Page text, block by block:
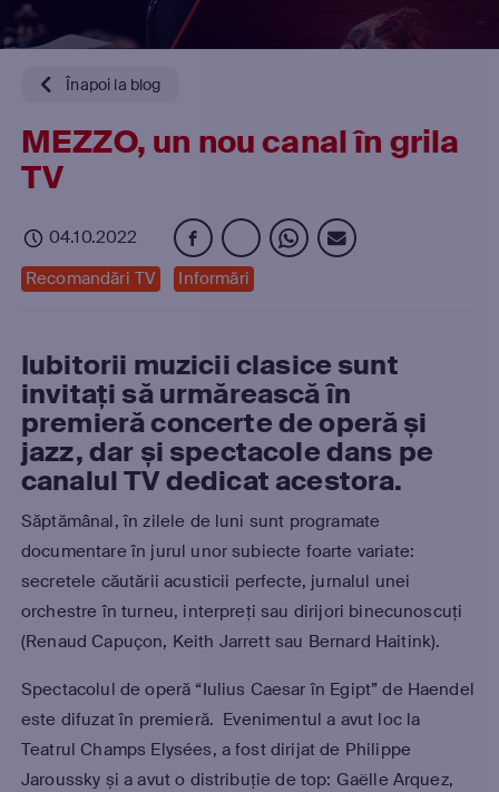
Înapoi la blog
MEZZO, un nou canal în grila
TV
04.10.2022
Recomandări TV
Informări
Iubitorii muzicii clasice sunt
invitați să urmărească în
premieră concerte de operă și
jazz, dar și spectacole dans pe
canalul TV dedicat acestora.
Săptămânal, în zilele de luni sunt programate
documentare în jurul unor subiecte foarte variate:
secretele căutării acusticii perfecte, jurnalul unei
orchestre în turneu, interpreți sau dirijori binecunoscuți
(Renaud Capuçon, Keith Jarrett sau Bernard Haitink).
Spectacolul de operă “Iulius Caesar în Egipt” de Haendel
este difuzat în premieră. Evenimentul a avut loc la
Teatrul Champs Elysées, a fost dirijat de Philippe
Jaroussky și a avut o distribuție de top: Gaëlle Arquez,